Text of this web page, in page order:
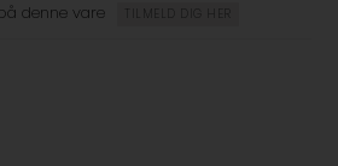
denne vare TILMELD DIG HER